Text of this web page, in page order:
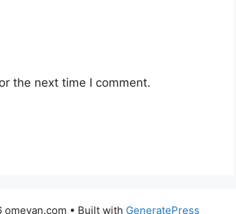
the next time I comment.
• Built with GeneratePress